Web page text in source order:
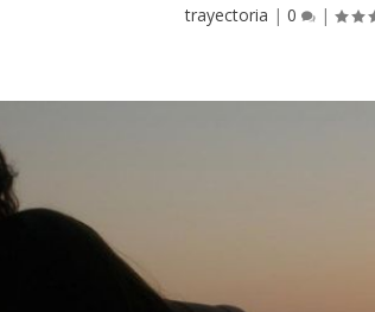
trayectoria | 0 |